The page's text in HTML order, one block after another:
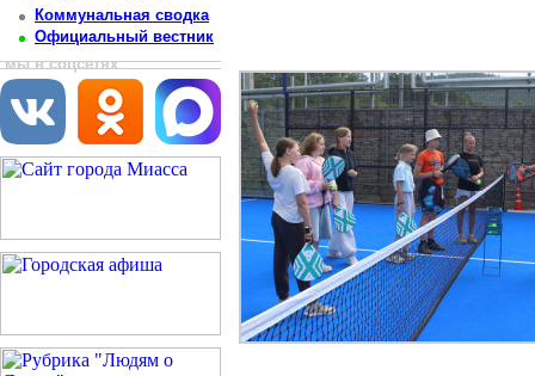
Коммунальная сводка
Официальный вестник
мы в соцсетях